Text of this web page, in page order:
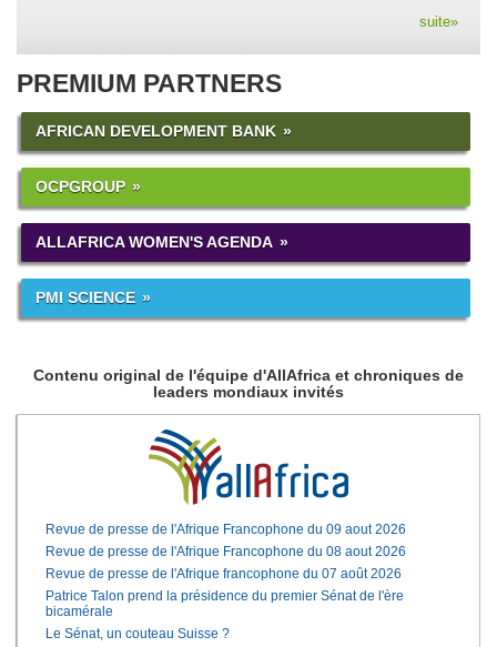
suite»
PREMIUM PARTNERS
AFRICAN DEVELOPMENT BANK
OCPGROUP
ALLAFRICA WOMEN'S AGENDA
PMI SCIENCE
Contenu original de l'équipe d'AllAfrica et chroniques de
leaders mondiaux invités
Revue de presse de l'Afrique Francophone du 09 aout 2026
Revue de presse de l'Afrique Francophone du 08 aout 2026
Revue de presse de l'Afrique francophone du 07 août 2026
Patrice Talon prend la présidence du premier Sénat de l'ère
bicamérale
Le Sénat, un couteau Suisse ?